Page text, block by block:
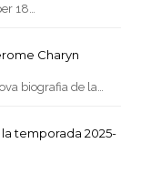
18…
Charyn
biografia de la…
la temporada 2025-